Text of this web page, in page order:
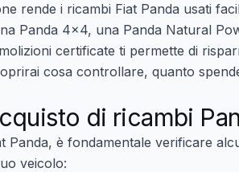
rende i ricambi Fiat Panda usati
Panda 4x4, una Panda Natural
certificate ti permette di
cosa controllare, quanto
di ricambi
è fondamentale verificare
veicolo: